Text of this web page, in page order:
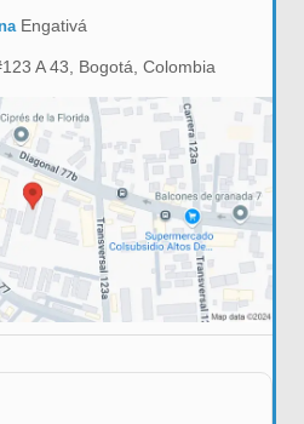
Engativá
A 43, Bogotá, Colombia